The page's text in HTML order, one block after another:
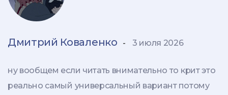
Дмитрий Коваленко - 3 июля 2026
ну вообщем если читать внимательно то крит это
реально самый универсальный вариант потому